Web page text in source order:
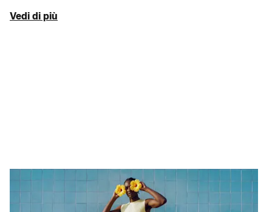
Vedi di più
Molto stile, pochi click